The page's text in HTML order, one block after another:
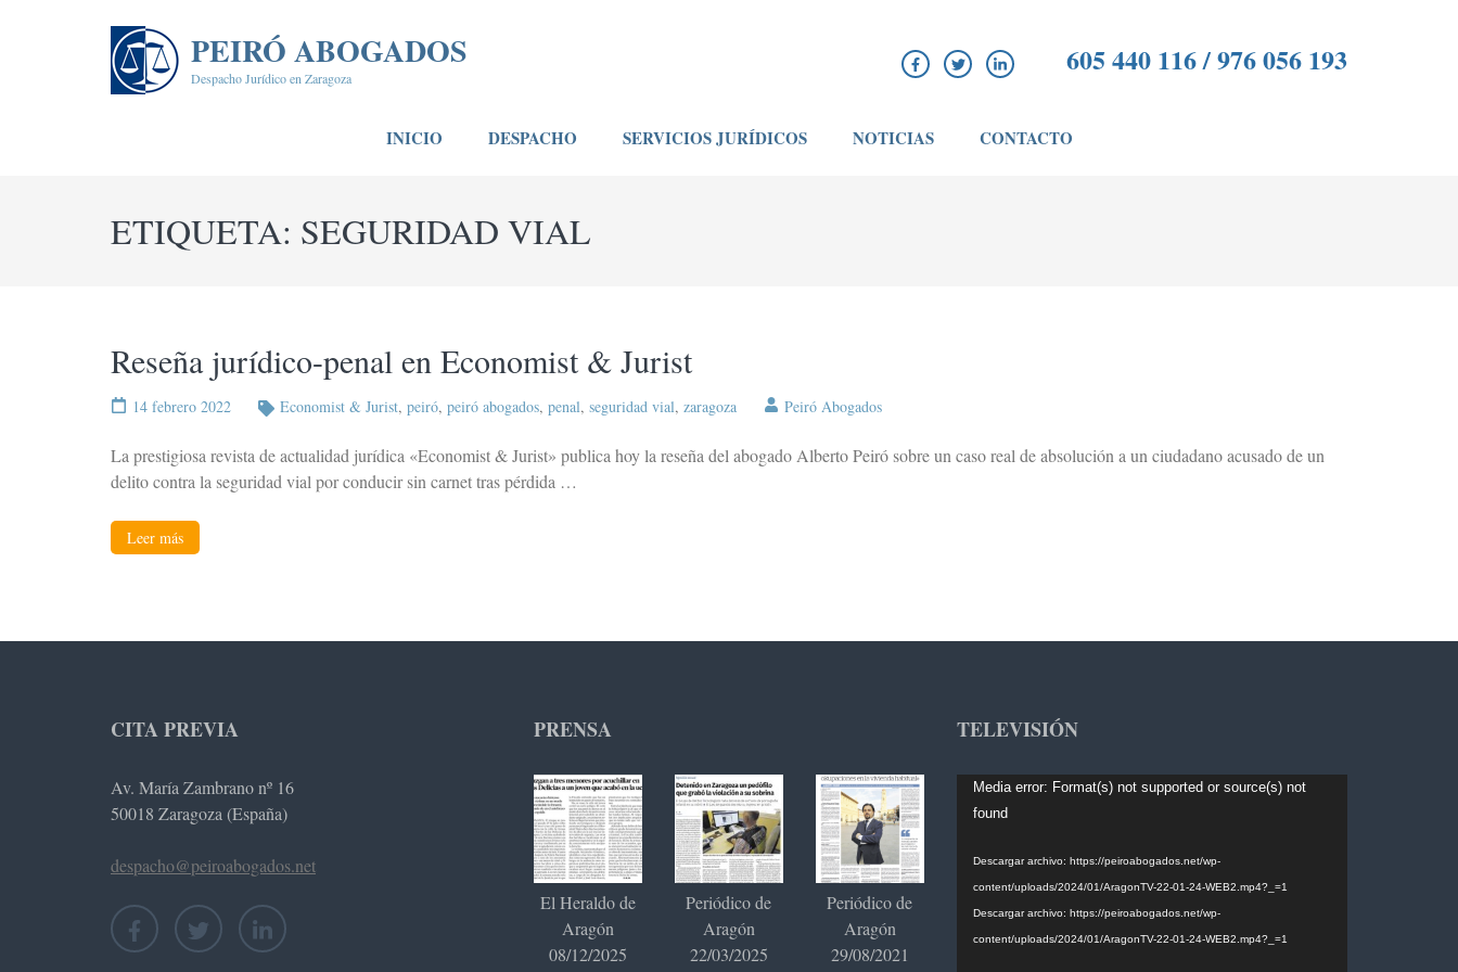
PEIRÓ ABOGADOS
Despacho Jurídico en Zaragoza 605 440 116 / 976 056 193
INICIO DESPACHO SERVICIOS JURÍDICOS NOTICIAS CONTACTO
ETIQUETA: SEGURIDAD VIAL
Reseña jurídico-penal en Economist & Jurist
14 febrero 2022 Economist & Jurist, peiró, peiró abogados, penal, seguridad vial, zaragoza Peiró Abogados
La prestigiosa revista de actualidad jurídica «Economist & Jurist» publica hoy la reseña del abogado Alberto Peiró sobre un caso real de absolución a un ciudadano acusado de un
delito contra la seguridad vial por conducir sin carnet tras pérdida …
Leer más
CITA PREVIA
Av. María Zambrano nº 16
50018 Zaragoza (España)
despacho@peiroabogados.net
PRENSA
El Heraldo de
Aragón
08/12/2025
Periódico de
Aragón
22/03/2025
Periódico de
Aragón
29/08/2021
TELEVISIÓN
Reproductor
Media error: Format(s) not supported or source(s) not
found
Descargar archivo: https://peiroabogados.net/wp-
content/uploads/2024/01/AragonTV-22-01-24-WEB2.mp4?_=1
Descargar archivo: https://peiroabogados.net/wp-
content/uploads/2024/01/AragonTV-22-01-24-WEB2.mp4?_=1